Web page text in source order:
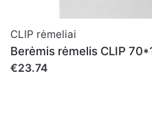
CLIP rėmeliai
Berėmis rėmelis CLIP
€23.74